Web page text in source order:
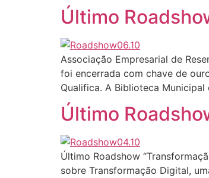
Último
Associação Empresarial de
foi encerrada com chave de
Qualifica. A Biblioteca
Último
Último Roadshow
sobre Transformação Digital,